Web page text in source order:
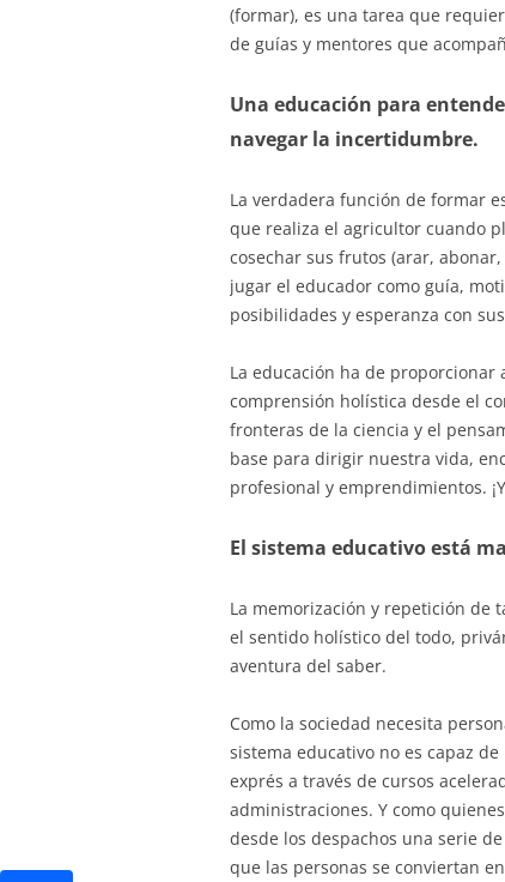
(formar), es una tarea que
de guías y mentores que
Una educación para
navegar la incertidumbre.
La verdadera función de formar
que realiza el agricultor cuando
cosechar sus frutos (arar,
jugar el educador como guía,
posibilidades y esperanza con
La educación ha de
comprensión holística desde el
fronteras de la ciencia y el
base para dirigir nuestra vida,
profesional y emprendimientos.
El sistema educativo está
La memorización y repetición de
el sentido holístico del todo,
aventura del saber.
Como la sociedad necesita
sistema educativo no es capaz
exprés a través de cursos
administraciones. Y como
desde los despachos una serie
que las personas se conviertan